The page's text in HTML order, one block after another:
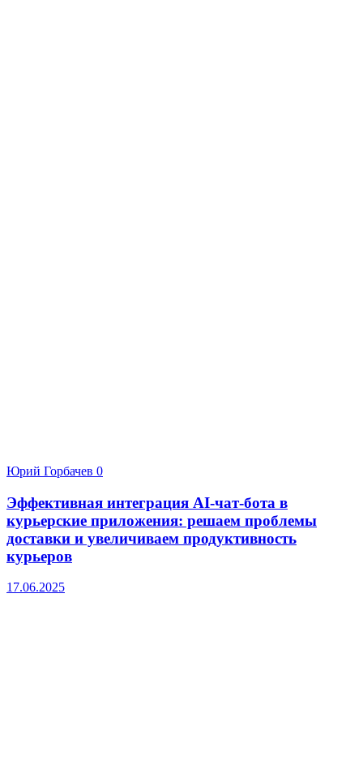
Юрий Горбачев 0
Эффективная интеграция AI-чат-бота в
курьерские приложения: решаем проблемы
доставки и увеличиваем продуктивность
курьеров
17.06.2025